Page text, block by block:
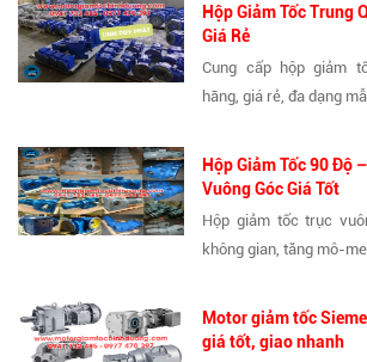
Hộp Giảm Tốc Trung
Giá Rẻ
Cung cấp hộp giảm
hãng, giá rẻ, đa dạng
Hộp Giảm Tốc 90 Độ
Vuông Góc Giá Tốt
Hộp giảm tốc trục
không gian, tăng mô-
Motor giảm tốc
giá tốt, giao nhanh